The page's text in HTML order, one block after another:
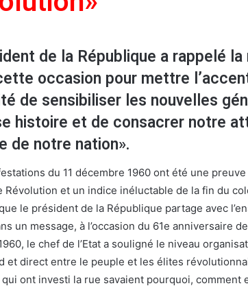
de la République a rappelé
occasion pour mettre
de sensibiliser les nouvelles
histoire et de consacrer notre
de notre nation».
du 11 décembre 1960 ont été une
Révolution et un indice inéluctable de la fin du
le président de la République partage avec
un message, à l’occasion du 61e anniversaire
le chef de l’Etat a souligné le niveau
et direct entre le peuple et les élites
qui ont investi la rue savaient pourquoi, comment